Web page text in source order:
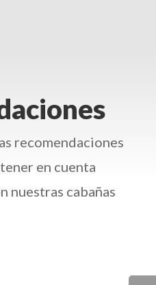
recomendaciones
en cuenta
nuestras cabañas